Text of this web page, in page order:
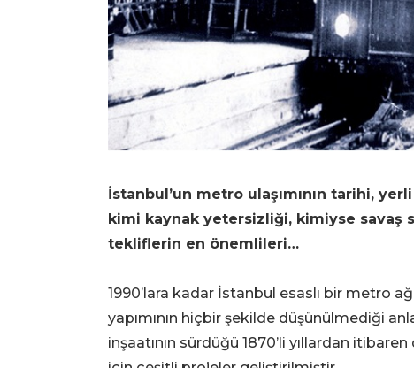
İstanbul’un metro ulaşımının tarihi,
kimi kaynak yetersizliği, kimiyse
tekliflerin en önemlileri…
1990’lara kadar İstanbul esaslı bir metro
yapımının hiçbir şekilde düşünülmediği
inşaatının sürdüğü 1870’li yıllardan